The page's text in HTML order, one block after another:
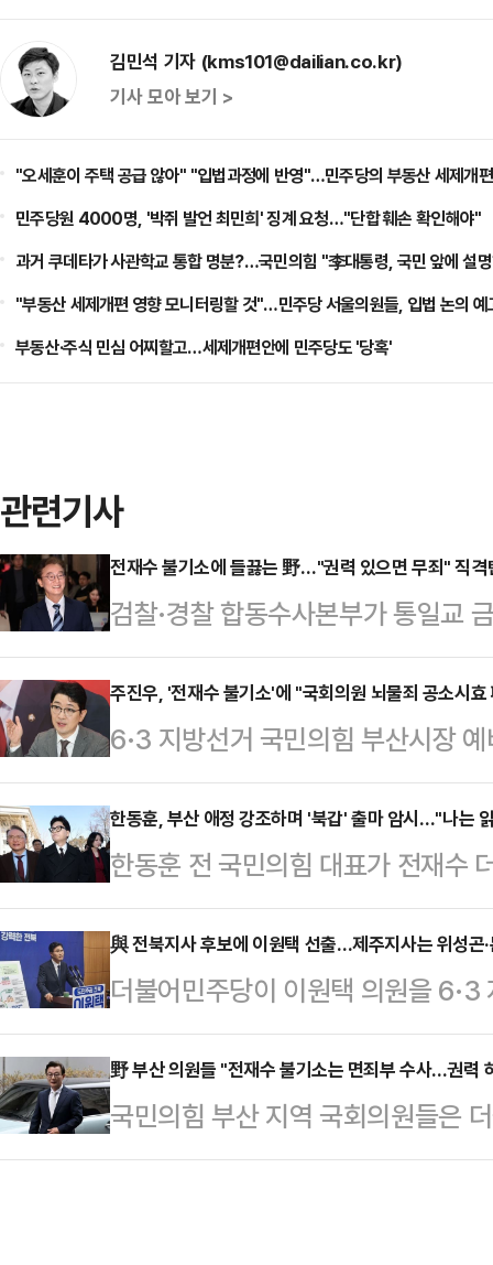
김민석 기자 (kms101@dailian.co.kr)
기사 모아 보기 >
"오세훈이 주택 공급 않아" "입법과정에 반영"…민주당의 부동산 세제개
민주당원 4000명, '박쥐 발언 최민희' 징계 요청…"단합 훼손 확인해야"
과거 쿠데타가 사관학교 통합 명분?…국민의힘 "李대통령, 국민 앞에 설
"부동산 세제개편 영향 모니터링할 것"…민주당 서울의원들, 입법 논의 예
부동산·주식 민심 어찌할고…세제개편안에 민주당도 '당혹'
관련기사
전재수 불기소에 들끓는 野…"권력 있으면 무죄" 직격
검찰·경찰 합동수사본부가 통일교
당 부산시장 후보를 불기소 처분하
아냈다.장동혁 국민의힘 대표는 10
(김태훈) 합동수사본부장이 전 후
"아예 정권이 나서서 꽃길을 깔아
어처구니 없는 일이 벌어져서 긴급
결정되자마자 합수본이 통일교 뇌
다.이어 "합수본 발표에 따…
주진우, '전재수 불기소'에 "국회의원 뇌물죄 공소시
6·3 지방선거 국민의힘 부산시장
수사본부가 통일교 금품 수수 의혹
소 처분하자 "뇌물은 국가·국민에
물죄 공소시효 폐지 법안을 대표
페이스북에 "합수본이 '전재수 의원
3000만원을 넘는 것은 입증되지
"이런 엉터리 짜 맞추기 수사 결과
의원은 "전 의원…
한동훈, 부산 애정 강조하며 '북갑' 출마 암시…"나는
한동훈 전 국민의힘 대표가 전재수
로 보궐선거가 예상되는 부산 북구
"부산에 대한 애정이 깊고, 부산과
다"고 밝혔다.한동훈 전 대표는 10
않은 상황에서 정치인이 입장을 지
않다"고 전제하면서도, 향후 결단
은 곧 말할 기회가 있지 않겠느냐"
음'이다. 어차…
與 전북지사 후보에 이원택 선출…제주지사는 위성곤
더불어민주당이 이원택 의원을
정했다.소병훈 민주당 중앙당 선관
당원존에서 전북특별자치도(본경
다.소 위원장은 "이번 전북지사 본
2인 경선 지역으로 최고득표자가
野 부산 의원들 "전재수 불기소는 면죄부 수사…권력
국민의힘 부산 지역 국회의원들은
재수 의원의 정치자금법 위반 혐의